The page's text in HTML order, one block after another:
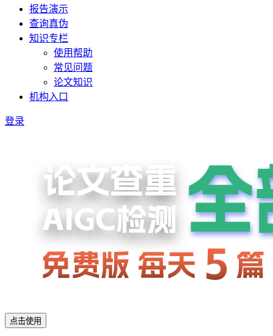
报告演示
查询真伪
知识专栏
使用帮助
常见问题
论文知识
机构入口
登录
点击使用